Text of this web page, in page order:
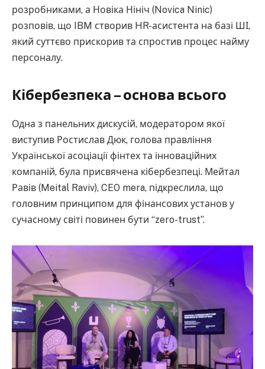
розробниками, а Новіка Нініч (Novica Ninic)
розповів, що IBM створив HR-асистента на базі ШІ,
який суттєво прискорив та спростив процес найму
персоналу.
Кібербезпека – основа всього
Одна з панельних дискусій, модератором якої
виступив Ростислав Дюк, голова правління
Української асоціації фінтех та інноваційних
компаній, була присвячена кібербезпеці. Мейтал
Равів (Meital Raviv), CEO mera, підкреслила, що
головним принципом для фінансових установ у
сучасному світі повинен бути “zero-trust”.